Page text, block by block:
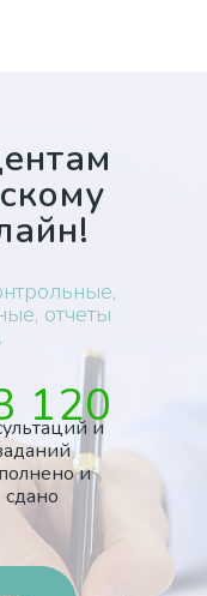
,
, отчеты
120
и
и
сдано